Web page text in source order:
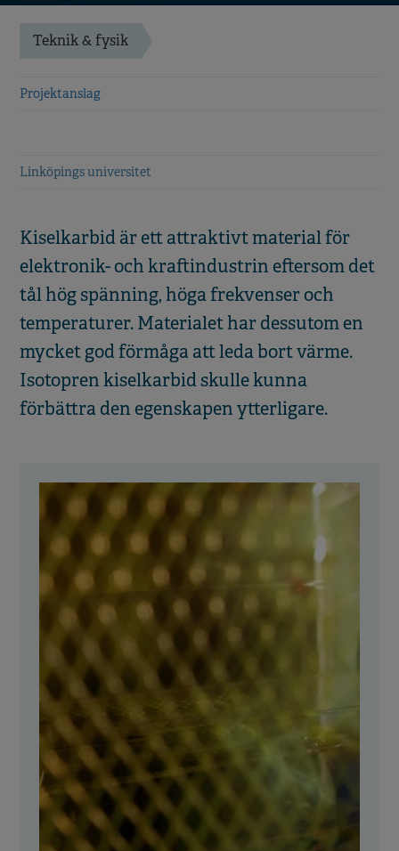
Teknik & fysik
Projektanslag
Linköpings universitet
Kiselkarbid är ett attraktivt material för
elektronik- och kraftindustrin eftersom det
tål hög spänning, höga frekvenser och
temperaturer. Materialet har dessutom en
mycket god förmåga att leda bort värme.
Isotopren kiselkarbid skulle kunna
förbättra den egenskapen ytterligare.